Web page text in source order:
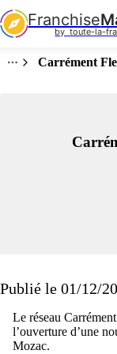
Franchise
by  toute-la-
Carrément
Publié le 01/12/
Le réseau
l’ouverture d’une
Mozac.